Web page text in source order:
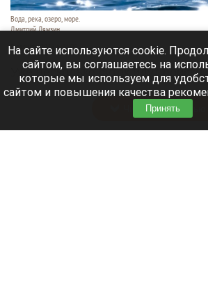
Вода, река, озеро, море.
Дмитрий Лямзин
9 августа 2026 в 11:05
Уже несколько суток идут
восьмилетним ребенком.
Читать полностью
На сайте используются cookie.
сайтом, вы соглашаетесь на
которые мы используем для
сайтом и повышения качества
Принять